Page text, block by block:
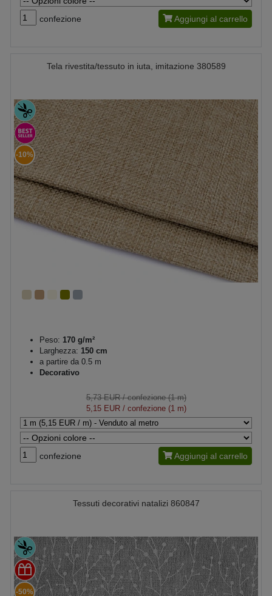
confezione Aggiungi al carrello
Tela rivestita/tessuto in iuta, imitazione 380589
-10%
Peso: 170 g/m²
Larghezza: 150 cm
a partire da 0.5 m
Decorativo
5,73 EUR/ confezione (1 m)
5,15 EUR/ confezione (1 m)
confezione Aggiungi al carrello
Tessuti decorativi natalizi 860847
-50%